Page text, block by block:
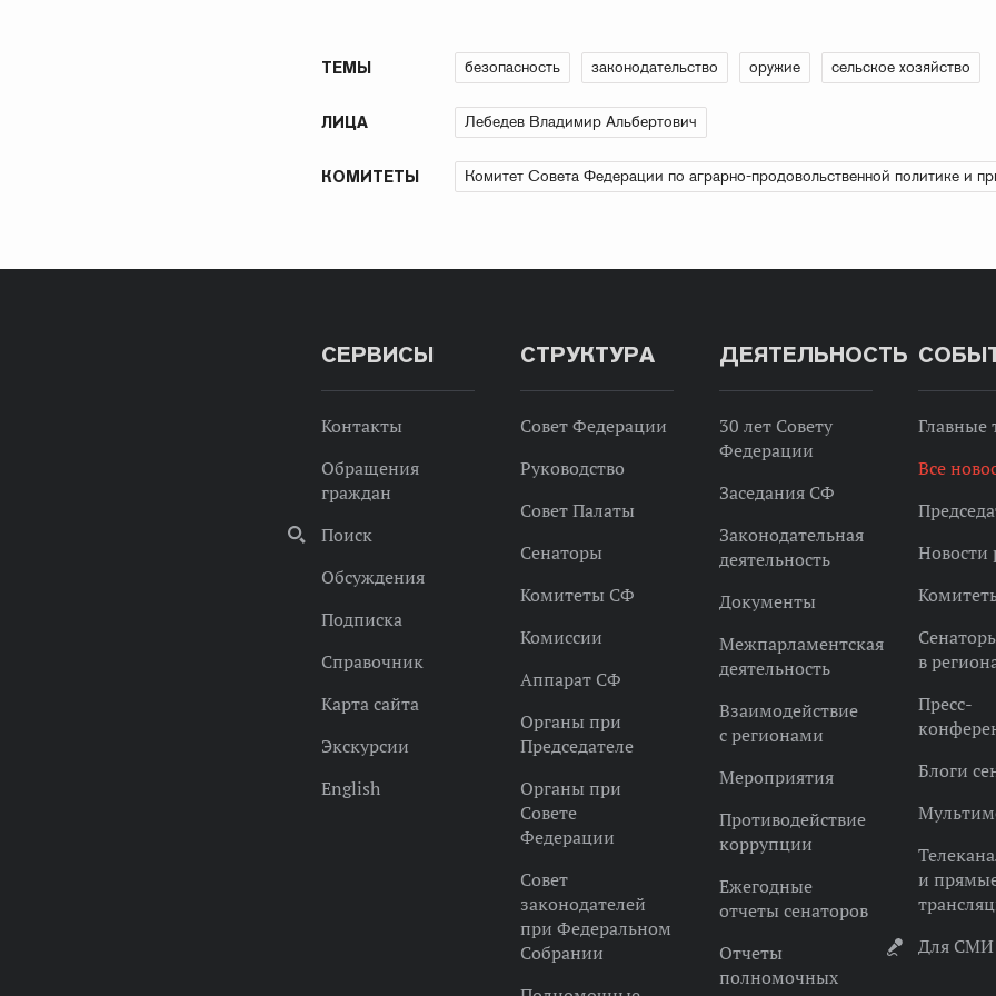
ТЕМЫ безопасность законодательство оружие сельское хозяйство
ЛИЦА Лебедев Владимир Альбертович
КОМИТЕТЫ Комитет Совета Федерации по аграрно-продовольственной политике и
СЕРВИСЫ
Контакты
Обращения
граждан
Поиск
Обсуждения
Подписка
Справочник
Карта сайта
Экскурсии
English
СТРУКТУРА
Совет Федерации
Руководство
Совет Палаты
Сенаторы
Комитеты СФ
Комиссии
Аппарат СФ
Органы при
Председателе
Органы при
Совете
Федерации
Совет
законодателей
при Федеральном
Собрании
ДЕЯТЕЛЬНОСТЬ
30 лет Совету
Федерации
Заседания СФ
Законодательная
деятельность
Документы
Межпарламентская
деятельность
Взаимодействие
с регионами
Мероприятия
Противодействие
коррупции
Ежегодные
отчеты сенаторов
Отчеты
полномочных
Главные
Все
Новости
в
Пресс-
Блоги
и
Для СМИ